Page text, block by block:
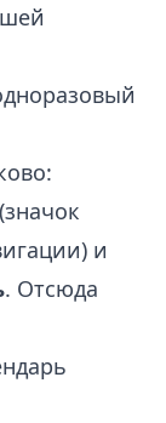
(значок
и
. Отсюда